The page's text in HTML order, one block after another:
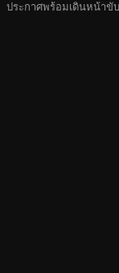
ประกาศพร้อมเดินหน้าขั